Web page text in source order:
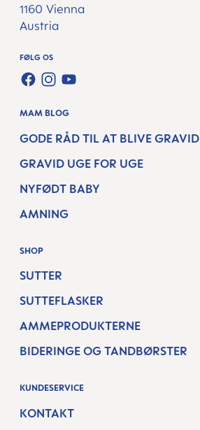
1160 Vienna
Austria
FØLG OS
FACEBOOK
INSTAGRAM
YOUTUBE
MAM BLOG
GODE RÅD TIL AT BLIVE GRAVID
GRAVID UGE FOR UGE
NYFØDT BABY
AMNING
SHOP
SUTTER
SUTTEFLASKER
AMMEPRODUKTERNE
BIDERINGE OG TANDBØRSTER
KUNDESERVICE
KONTAKT